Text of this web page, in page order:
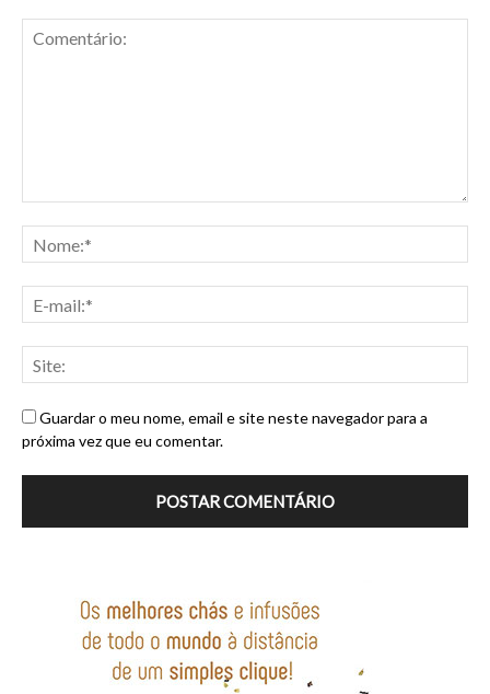
Guardar o meu nome, email e site neste navegador para a
próxima vez que eu comentar.